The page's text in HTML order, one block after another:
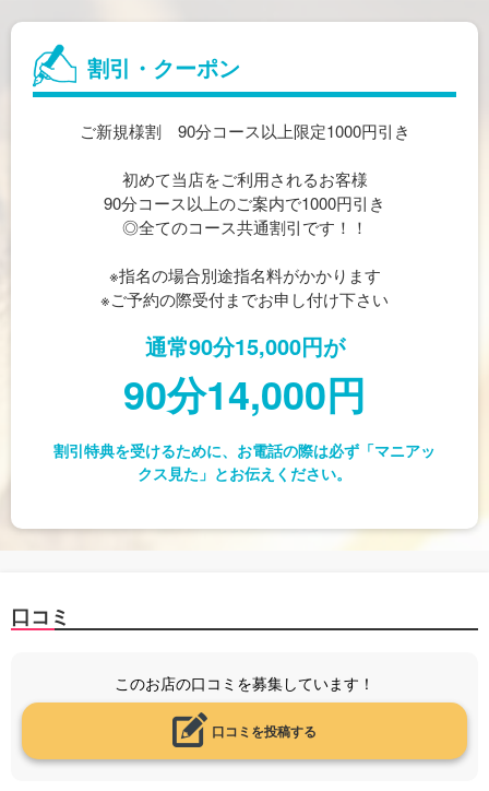
割引・クーポン
ご新規様割 90分コース以上限定1000円引き
初めて当店をご利用されるお客様
90分コース以上のご案内で1000円引き
◎全てのコース共通割引です！！
※指名の場合別途指名料がかかります
※ご予約の際受付までお申し付け下さい
通常90分15,000円が
90分14,000円
割引特典を受けるために、お電話の際は必ず「マニアッ
クス見た」とお伝えください。
口コミ
このお店の口コミを募集しています！
口コミを投稿する